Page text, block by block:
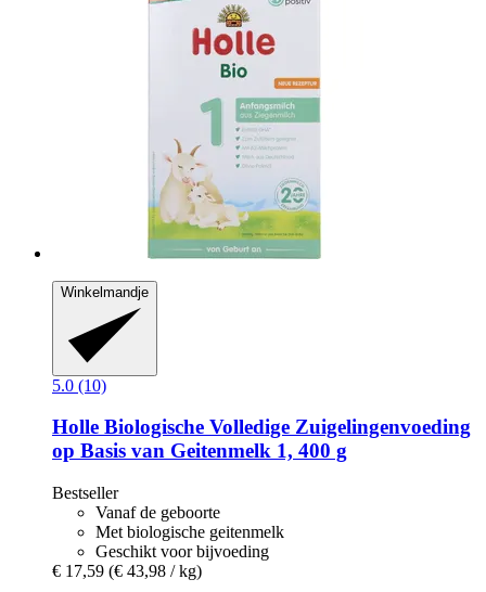
Winkelmandje
5.0 (10)
Holle Biologische Volledige Zuigelingenvoeding
op Basis van Geitenmelk 1, 400 g
Bestseller
Vanaf de geboorte
Met biologische geitenmelk
Geschikt voor bijvoeding
€ 17,59 (€ 43,98 / kg)